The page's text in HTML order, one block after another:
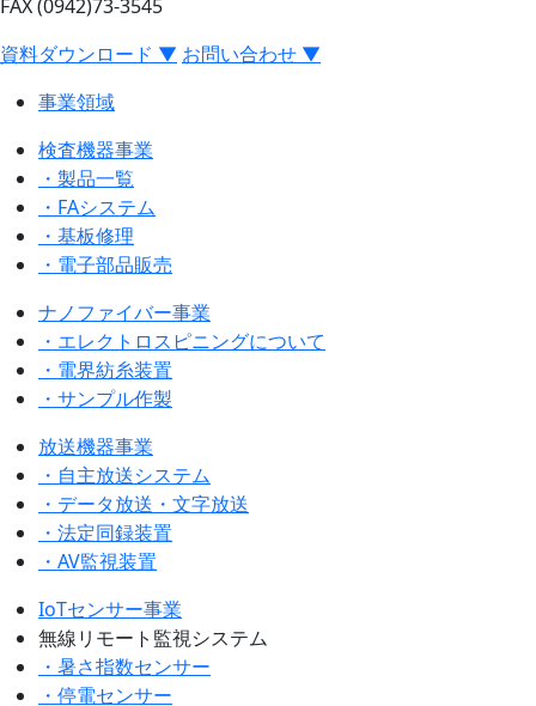
FAX (0942)73-3545
資料ダウンロード ▼ お問い合わせ ▼
事業領域
検査機器事業
・製品一覧
・FAシステム
・基板修理
・電子部品販売
ナノファイバー事業
・エレクトロスピニングについて
・電界紡糸装置
・サンプル作製
放送機器事業
・自主放送システム
・データ放送・文字放送
・法定同録装置
・AV監視装置
IoTセンサー事業
無線リモート監視システム
・暑さ指数センサー
・停電センサー